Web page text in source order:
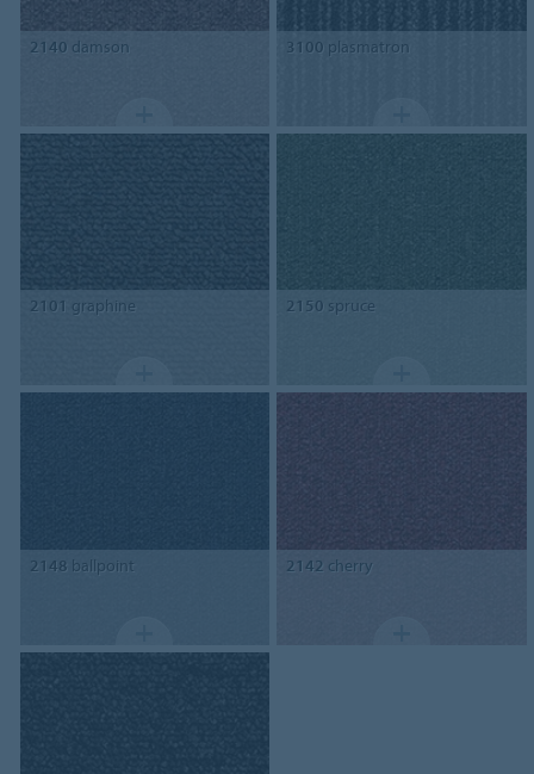
2140 damson 3100 plasmatron
2101 graphine 2150 spruce
2148 ballpoint 2142 cherry